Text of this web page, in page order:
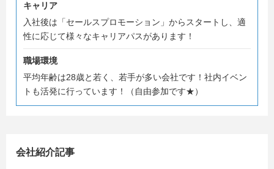
キャリア
入社後は「セールスプロモーション」からスタートし、適
性に応じて様々なキャリアパスがあります！
職場環境
平均年齢は28歳と若く、若手が多い会社です！社内イベン
トも活発に行っています！（自由参加です★）
会社紹介記事